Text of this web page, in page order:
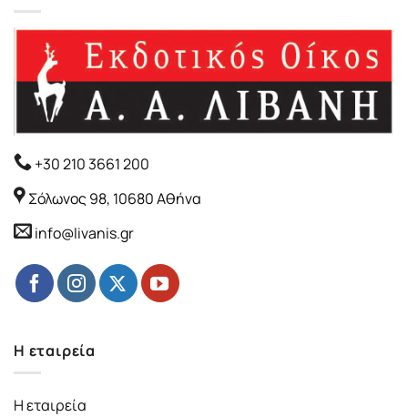
+30 210 3661 200
Σόλωνος 98, 10680 Αθήνα
info@livanis.gr
Η εταιρεία
Η εταιρεία